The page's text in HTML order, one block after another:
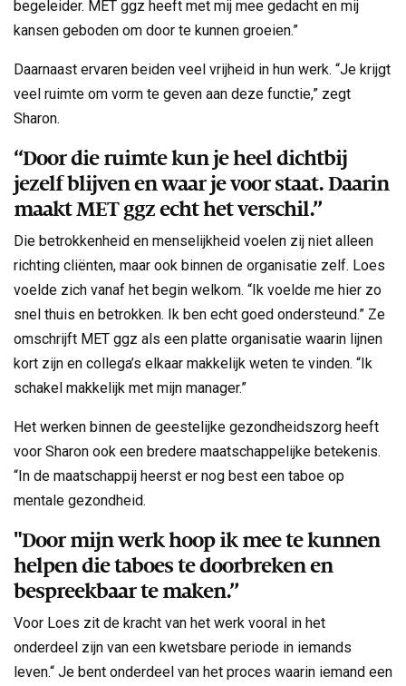
begeleider. MET ggz heeft met mij mee gedacht en mij
kansen geboden om door te kunnen groeien.”
Daarnaast ervaren beiden veel vrijheid in hun werk. “Je krijgt
veel ruimte om vorm te geven aan deze functie,” zegt
Sharon.
“Door die ruimte kun je heel dichtbij
jezelf blijven en waar je voor staat. Daarin
maakt MET ggz echt het verschil.”
Die betrokkenheid en menselijkheid voelen zij niet alleen
richting cliënten, maar ook binnen de organisatie zelf. Loes
voelde zich vanaf het begin welkom. “Ik voelde me hier zo
snel thuis en betrokken. Ik ben echt goed ondersteund.” Ze
omschrijft MET ggz als een platte organisatie waarin lijnen
kort zijn en collega’s elkaar makkelijk weten te vinden. “Ik
schakel makkelijk met mijn manager.”
Het werken binnen de geestelijke gezondheidszorg heeft
voor Sharon ook een bredere maatschappelijke betekenis.
“In de maatschappij heerst er nog best een taboe op
mentale gezondheid.
"Door mijn werk hoop ik mee te kunnen
helpen die taboes te doorbreken en
bespreekbaar te maken.”
Voor Loes zit de kracht van het werk vooral in het
onderdeel zijn van een kwetsbare periode in iemands
leven.“ Je bent onderdeel van het proces waarin iemand een